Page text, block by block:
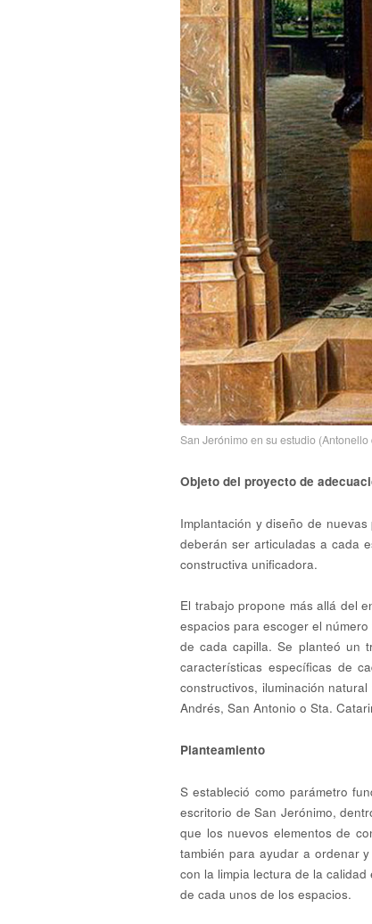
San Jerónimo en su estudio (Antonello
Objeto del proyecto de
Implantación y diseño de
deberán ser articuladas a cada
constructiva unificadora.
El trabajo propone más allá del
espacios para escoger el
de cada capilla. Se planteó un
características específicas de
constructivos, iluminación
Andrés, San Antonio o Sta.
Planteamiento
S estableció como parámetro
escritorio de San Jerónimo,
que los nuevos elementos de
también para ayudar a ordenar
con la limpia lectura de la
de cada unos de los espacios.